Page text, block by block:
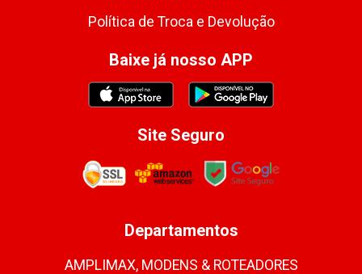
Política de Troca e Devolução
Baixe já nosso APP
Site Seguro
Departamentos
AMPLIMAX, MODENS & ROTEADORES